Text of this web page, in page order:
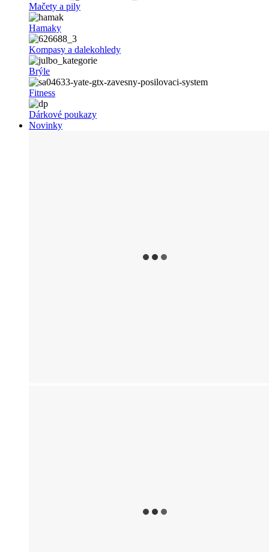
Mačety a pily
Hamaky
Kompasy a dalekohledy
Brýle
Fitness
Dárkové poukazy
Novinky